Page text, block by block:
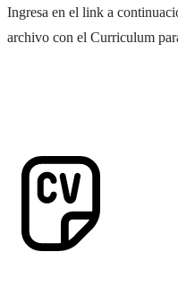
Ingresa en el link a
archivo con el Curriculum